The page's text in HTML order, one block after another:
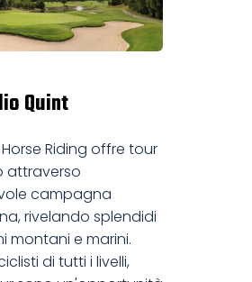
Quint
Riding offre tour
attraverso
campagna
rivelando splendidi
montani e marini.
di tutti i livelli,